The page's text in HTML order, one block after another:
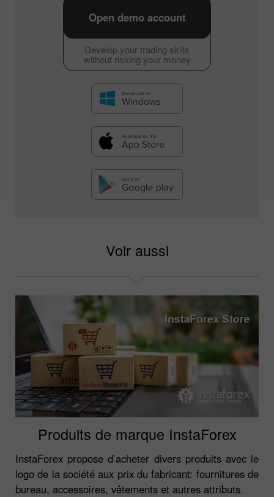
Develop your trading skills
without risking your money
Open demo account
Voir aussi
Produits de marque InstaForex
InstaForex propose d’acheter divers produits avec le
logo de la société aux prix du fabricant: fournitures de
bureau, accessoires, vêtements et autres attributs.